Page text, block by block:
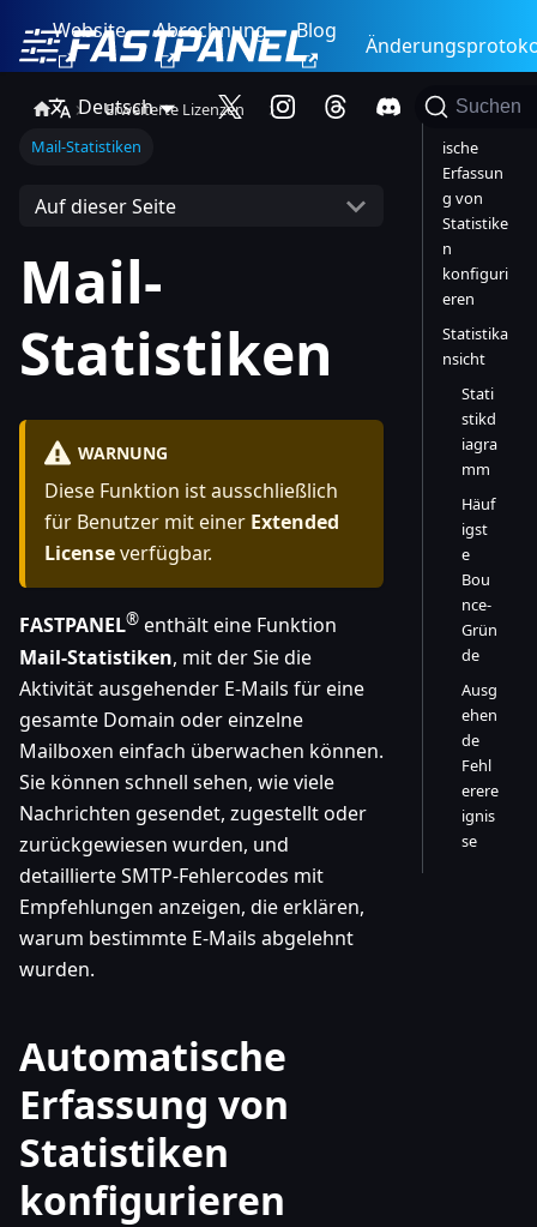
Website Abrechnung Blog
Deutsch Suchen
Erweiterte Lizenzen
Mail-Statistiken
Auf dieser Seite
Mail-
Statistiken
WARNUNG
Diese Funktion ist ausschließlich
für Benutzer mit einer Extended
Licenseverfügbar.
FASTPANEL® enthält eine Funktion
Mail-Statistiken, mit der Sie die
Aktivität ausgehender E-Mails für eine
gesamte Domain oder einzelne
Mailboxen einfach überwachen können.
Sie können schnell sehen, wie viele
Nachrichten gesendet, zugestellt oder
zurückgewiesen wurden, und
detaillierte SMTP-Fehlercodes mit
Empfehlungen anzeigen, die erklären,
warum bestimmte E-Mails abgelehnt
wurden.
Automatische
Erfassung von
Statistiken
konfigurieren
Automat
ische
Erfassun
g von
Statistike
n
konfiguri
eren
Statistika
nsicht
Stati
stikd
iagra
mm
Häuf
igst
e
Bou
nce-
Grün
de
Ausg
ehen
de
Fehl
erere
ignis
se